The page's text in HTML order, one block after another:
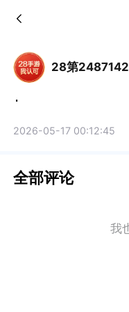
28第
.
2026-05-17 00:12:45
全部评论
我